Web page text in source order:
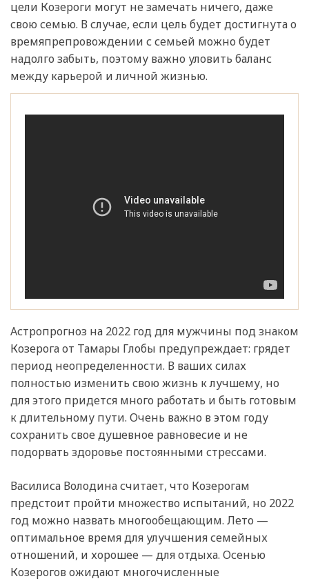
цели Козероги могут не замечать ничего, даже
свою семью. В случае, если цель будет достигнута о
времяпрепровождении с семьей можно будет
надолго забыть, поэтому важно уловить баланс
между карьерой и личной жизнью.
Астропрогноз на 2022 год для мужчины под знаком
Козерога от Тамары Глобы предупреждает: грядет
период неопределенности. В ваших силах
полностью изменить свою жизнь к лучшему, но
для этого придется много работать и быть готовым
к длительному пути. Очень важно в этом году
сохранить свое душевное равновесие и не
подорвать здоровье постоянными стрессами.
Василиса Володина считает, что Козерогам
предстоит пройти множество испытаний, но 2022
год можно назвать многообещающим. Лето —
оптимальное время для улучшения семейных
отношений, и хорошее — для отдыха. Осенью
Козерогов ожидают многочисленные